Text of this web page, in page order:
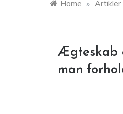
Home » Artikler
Ægteskab
man